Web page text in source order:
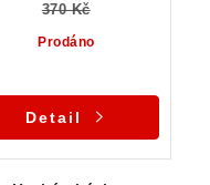
Prodáno
370 Kč
Detail